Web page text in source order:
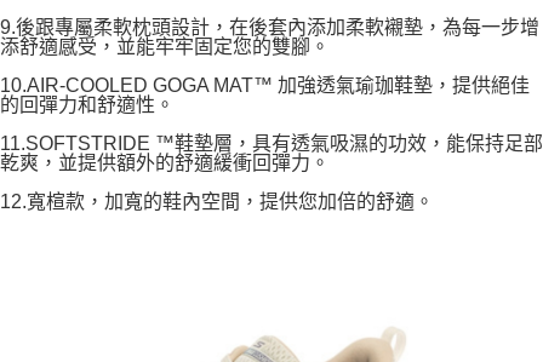
9.後跟專屬柔軟枕頭設計，在後套內添加柔軟襯墊，為每一步增
添舒適感受，並能牢牢固定您的雙腳。
10.AIR-COOLED GOGA MAT™ 加強透氣瑜珈鞋墊，提供絕佳
的回彈力和舒適性。
11.SOFTSTRIDE ™鞋墊層，具有透氣吸濕的功效，能保持足部
乾爽，並提供額外的舒適緩衝回彈力。
12.寬楦款，加寬的鞋內空間，提供您加倍的舒適。